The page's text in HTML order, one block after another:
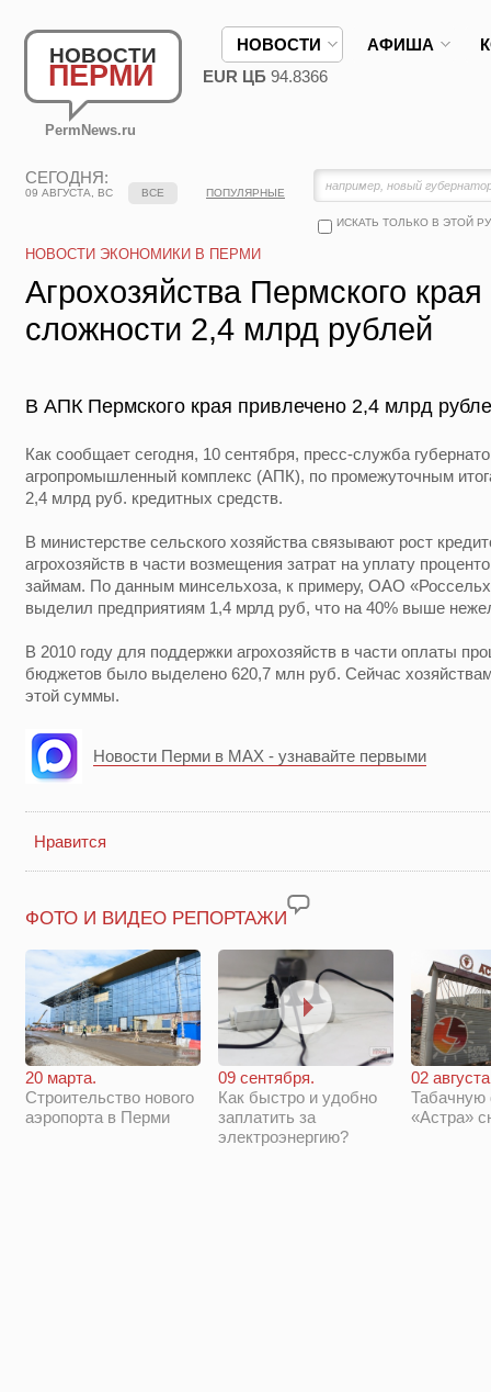
НОВОСТИ
ПЕРМИ
PermNews.ru
НОВОСТИ АФИША
EUR ЦБ 94.8366
СЕГОДНЯ:
09 АВГУСТА, ВС
ИСКАТЬ ТОЛЬКО В ЭТОЙ
ВСЕ ПОПУЛЯРНЫЕ
НОВОСТИ ЭКОНОМИКИ В ПЕРМИ
Агрохозяйства Пермского
сложности 2,4 млрд рублей
В АПК Пермского края привлечено 2,4 млрд
Как сообщает сегодня, 10 сентября, пресс-служба
агропромышленный комплекс (АПК), по промежуточным
2,4 млрд руб. кредитных средств.
В министерстве сельского хозяйства связывают рост
агрохозяйств в части возмещения затрат на уплату
займам. По данным минсельхоза, к примеру, ОАО
выделил предприятиям 1,4 мрлд руб, что на 40% выше
В 2010 году для поддержки агрохозяйств в части оплаты
бюджетов было выделено 620,7 млн руб. Сейчас
этой суммы.
Новости Перми в MAX - узнавайте первыми
Нравится
ФОТО И ВИДЕО РЕПОРТАЖИ
20 марта.
Строительство нового
аэропорта в Перми
09 сентября.
Как быстро и удобно
заплатить за
электроэнергию?
02
Табачную
«Астра»